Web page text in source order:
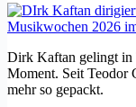
Dirk Kaftan gelingt in
Moment. Seit Teodor
mehr so gepackt.